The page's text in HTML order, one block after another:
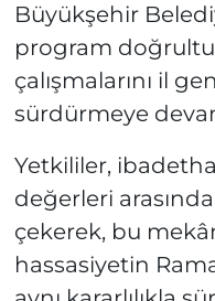
Büyükşehir
program
çalışmalarını il
sürdürmeye
Yetkililer,
değerleri
çekerek, bu
hassasiyetin